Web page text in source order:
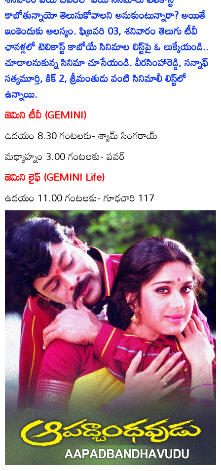
కాబోతున్నాయో తెలుసుకోవాలని అనుకుంటున్నారా? అయితే
ఇంకెందుకు ఆలస్యం. ఫిబ్రవరి 03, శనివారం తెలుగు టీవీ
ఛానళ్లలో టెలికాస్ట్ కాబోయే సినిమాల లిస్ట్‌పై ఓ లుక్కేయండి..
చూడాలనుకున్న సినిమా చూసేయండి. వీరసింహారెడ్డి, సన్నాఫ్
సత్యమూర్తి, కిక్ 2, శ్రీమంతుడు వంటి సినిమాలీ లిస్ట్‌లో
ఉన్నాయి.
జెమిని టీవీ (GEMINI)
ఉద‌యం 8.30 గంట‌లకు- శ్యామ్ సింగరాయ్
మ‌ధ్యాహ్నం 3.00 గంట‌ల‌కు- పవర్
జెమిని లైఫ్ (GEMINI Life)
ఉద‌యం 11.00 గంట‌లకు- గూఢచారి 117